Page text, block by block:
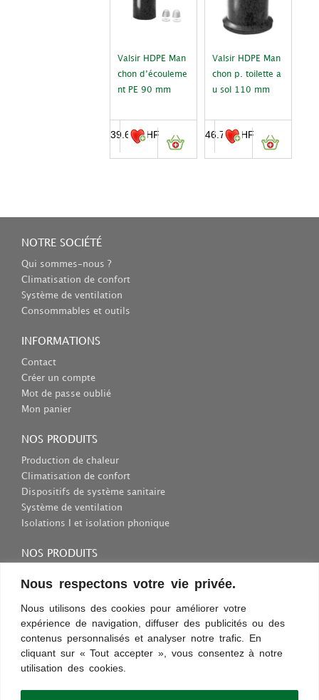
Nous respectons votre vie privée.
Nous utilisons des cookies pour améliorer votre
expérience de navigation, diffuser des publicités ou des
contenus personnalisés et analyser notre trafic. En
cliquant sur « Tout accepter », vous consentez à notre
utilisation des cookies.
Valsir HDPE Man
chon d’écouleme
nt PE 90 mm
39.66CHF
Valsir HDPE Man
chon p. toilette a
u sol 110 mm
46.73CHF
NOTRE SOCIÉTÉ
Qui sommes-nous ?
Climatisation de confort
Système de ventilation
Consommables et outils
INFORMATIONS
Contact
Créer un compte
Mot de passe oublié
Mon panier
NOS PRODUITS
Production de chaleur
Climatisation de confort
Dispositifs de système sanitaire
Système de ventilation
Isolations I et isolation phonique
NOS PRODUITS
Inscriptions et fixations
Protection au travail
Sélection des appareils sanitaires
Conditions d’utilisation